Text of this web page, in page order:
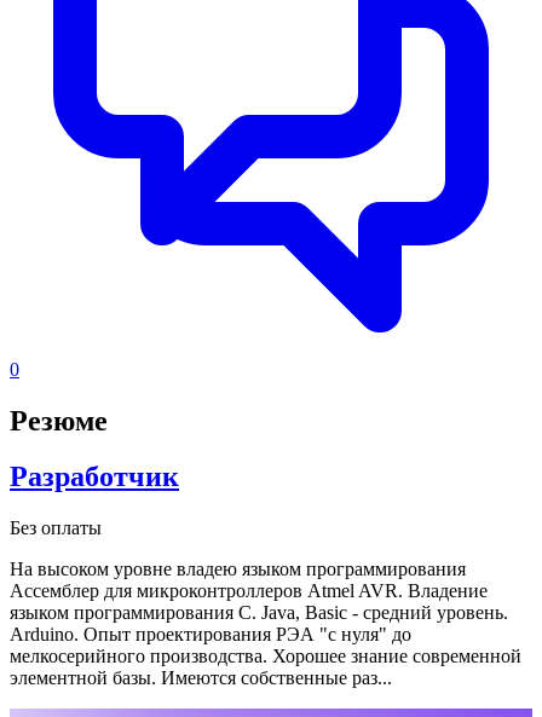
0
Резюме
Разработчик
Без оплаты
На высоком уровне владею языком программирования
Ассемблер для микроконтроллеров Atmel AVR. Владение
языком программирования С. Java, Basic - средний уровень.
Arduino. Опыт проектирования РЭА "с нуля" до
мелкосерийного производства. Хорошее знание современной
элементной базы. Имеются собственные раз...